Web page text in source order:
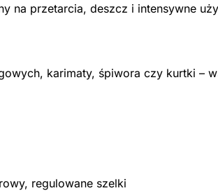
na przetarcia, deszcz i intensywne
karimaty, śpiwora czy kurtki –
regulowane szelki